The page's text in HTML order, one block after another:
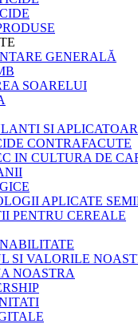
GENERALĂ
SOARELUI
SI
CONTRAFACUTE
IN CULTURA DE
APLICATE
PENTRU CEREALE
SI VALORILE
NOASTRA